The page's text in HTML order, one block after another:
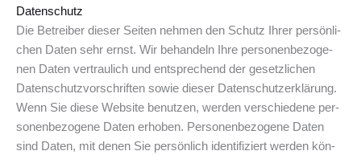
Datenschutz
Die Betrei­ber die­ser Sei­ten neh­men den Schutz Ihrer per­sön­li­
chen Daten sehr ernst. Wir behan­deln Ihre per­so­nen­be­zo­ge­
nen Daten ver­trau­lich und ent­spre­chend der gesetz­li­chen
Daten­schutz­vor­schrif­ten sowie die­ser Datenschutzerklärung.
Wenn Sie die­se Web­site benut­zen, wer­den ver­schie­de­ne per­
so­nen­be­zo­ge­ne Daten erho­ben. Per­so­nen­be­zo­ge­ne Daten
sind Daten, mit denen Sie per­sön­lich iden­ti­fi­ziert wer­den kön­